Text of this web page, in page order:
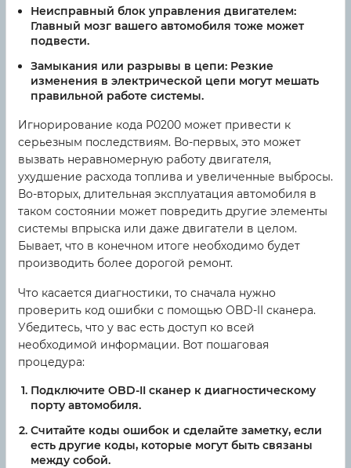
Неисправный блок управления двигателем:
Главный мозг вашего автомобиля тоже может
подвести.
Замыкания или разрывы в цепи: Резкие
изменения в электрической цепи могут мешать
правильной работе системы.
Игнорирование кода P0200 может привести к
серьезным последствиям. Во-первых, это может
вызвать неравномерную работу двигателя,
ухудшение расхода топлива и увеличенные выбросы.
Во-вторых, длительная эксплуатация автомобиля в
таком состоянии может повредить другие элементы
системы впрыска или даже двигатели в целом.
Бывает, что в конечном итоге необходимо будет
производить более дорогой ремонт.
Что касается диагностики, то сначала нужно
проверить код ошибки с помощью OBD-II сканера.
Убедитесь, что у вас есть доступ ко всей
необходимой информации. Вот пошаговая
процедура:
Подключите OBD-II сканер к диагностическому
порту автомобиля.
Считайте коды ошибок и сделайте заметку, если
есть другие коды, которые могут быть связаны
между собой.